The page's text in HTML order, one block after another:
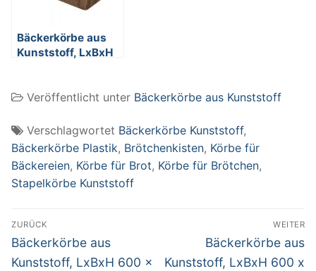
Bäckerkörbe aus
Kunststoff, LxBxH
Veröffentlicht unter Bäckerkörbe aus Kunststoff
Verschlagwortet Bäckerkörbe Kunststoff,
Bäckerkörbe Plastik, Brötchenkisten, Körbe für
Bäckereien, Körbe für Brot, Körbe für Brötchen,
Stapelkörbe Kunststoff
Beitragsnavigation
ZURÜCK
Vorheriger
Beitrag:
Bäckerkörbe aus
Kunststoff, LxBxH 600 x
WEITER
Nächster
Beitrag:
Bäckerkörbe aus
Kunststoff, LxBxH 600 x